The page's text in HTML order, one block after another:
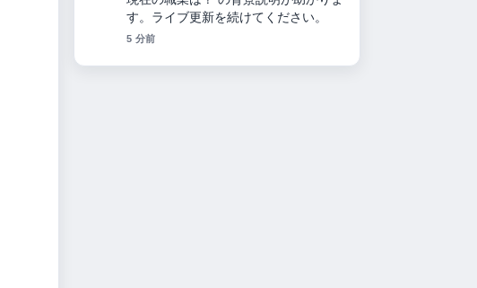
ーガン妃比較までを徹底解説【2025年
最新】 の報道は丁寧で、流れを追いや